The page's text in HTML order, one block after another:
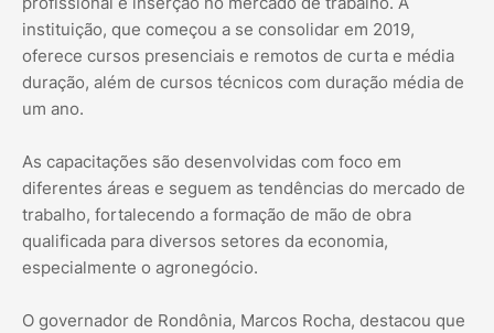
instituição, que começou a se consolidar em 2019,
oferece cursos presenciais e remotos de curta e média
duração, além de cursos técnicos com duração média de
um ano.
As capacitações são desenvolvidas com foco em
diferentes áreas e seguem as tendências do mercado de
trabalho, fortalecendo a formação de mão de obra
qualificada para diversos setores da economia,
especialmente o agronegócio.
O governador de Rondônia, Marcos Rocha, destacou que